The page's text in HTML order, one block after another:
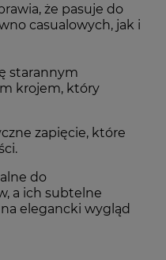
że pasuje do
casualowych, jak i
starannym
krojem, który
zapięcie, które
do
a ich subtelne
elegancki wygląd